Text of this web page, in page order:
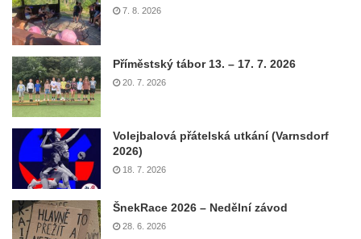
7. 8. 2026
Příměstský tábor 13. – 17. 7. 2026
20. 7. 2026
Volejbalová přátelská utkání (Varnsdorf
2026)
18. 7. 2026
ŠnekRace 2026 – Nedělní závod
28. 6. 2026